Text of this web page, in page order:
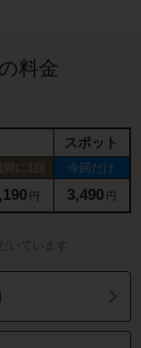
料金
スポット
間に1回 今回だけ
円 3,490 円
いています